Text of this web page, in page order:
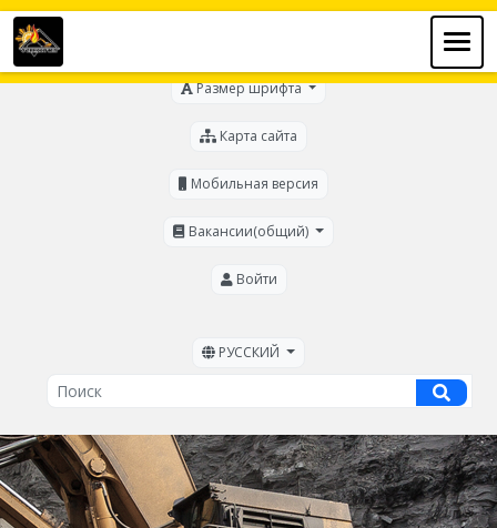
Размер шрифта
Карта сайта
Мобильная версия
Вакансии(общий)
Войти
РУССКИЙ